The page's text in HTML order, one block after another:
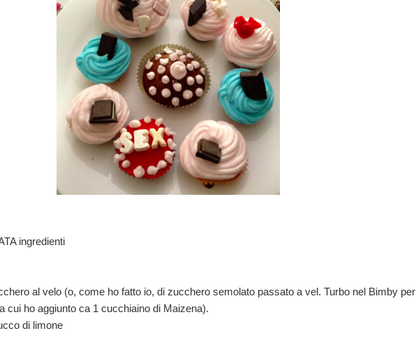
ingredienti
al velo (o, come ho fatto io, di zucchero semolato passato a vel. Turbo nel Bimby per
cui ho aggiunto ca 1 cucchiaino di Maizena).
di limone